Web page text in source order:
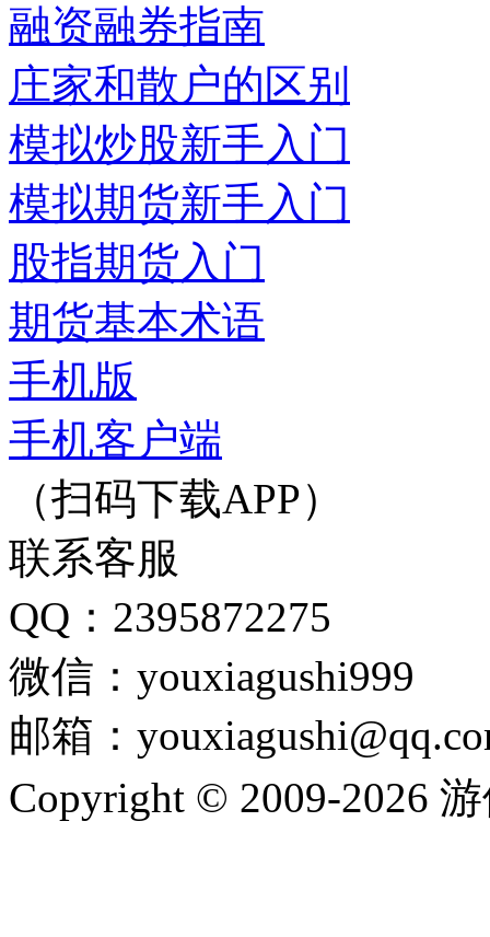
融资融券指南
庄家和散户的区别
模拟炒股新手入门
模拟期货新手入门
股指期货入门
期货基本术语
手机版
手机客户端
（扫码下载APP）
联系客服
QQ：2395872275
微信：youxiagushi999
邮箱：
Copyright © 2009-2026